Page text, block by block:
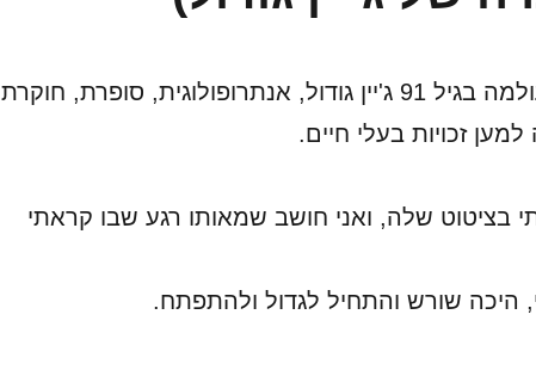
השבוע הלכה לעולמה בגיל 91 ג'יין גודול, אנתרופולוגית, סופרת, חוקרת
זכויות בעלי חיים.
בציטוט שלה, ואני חושב שמאותו רגע שבו קראתי
היכה שורש והתחיל לגדול ולהתפתח.